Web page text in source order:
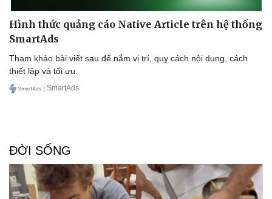
Hình thức quảng cáo Native Article trên hệ thống
SmartAds
Tham khảo bài viết sau để nắm vị trí, quy cách nội dung, cách
thiết lập và tối ưu.
| SmartAds
ĐỜI SỐNG